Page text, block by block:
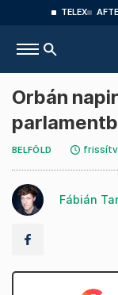
TELEX
Orbán
BELFÖLD
Fábián